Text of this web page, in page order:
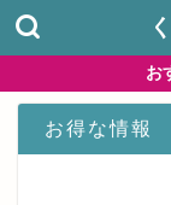
お
お得な情報